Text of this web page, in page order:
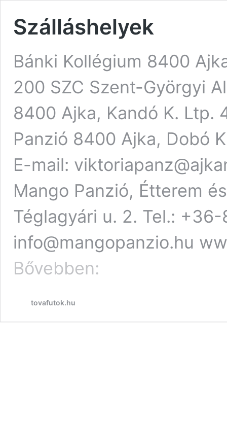
Szálláshelyek
Bánki Kollégium 8400
200 SZC Szent-Györgyi
8400 Ajka, Kandó K. Ltp.
Panzió 8400 Ajka, Dobó
E-mail:
Mango Panzió, Étterem
Téglagyári u. 2. Tel.:
info@mangopanzio.hu
Bővebben:
tovafutok.hu